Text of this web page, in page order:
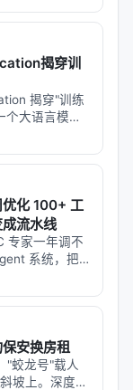
揭穿训
揭穿"训练
个大语言模
判断这是数学
化 100+ 工
流水线
专家一年调不
系统，把
壁智能联合
安换房租
"蛟龙号"载人
坡上。深度表